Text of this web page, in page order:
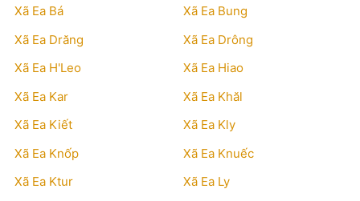
Xã Ea Bá
Xã Ea Bung
Xã Ea Drăng
Xã Ea Drông
Xã Ea H'Leo
Xã Ea Hiao
Xã Ea Kar
Xã Ea Khăl
Xã Ea Kiết
Xã Ea Kly
Xã Ea Knốp
Xã Ea Knuếc
Xã Ea Ktur
Xã Ea Ly